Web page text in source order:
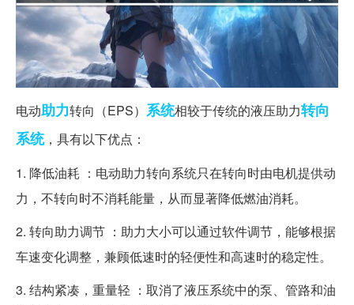
电动助力转向（EPS） 系统相较于传统的液压助力转向
系统，具有以下优点：
1. 降低油耗 ：电动助力转向系统只在转向时由电机提供动
力，不转向时不消耗能量，从而显著降低燃油消耗。
2. 转向助力调节 ：助力大小可以通过软件调节，能够根据
车速变化调整，兼顾低速时的轻便性和高速时的稳定性。
3. 结构紧凑，重量轻 ：取消了液压系统中的泵、管路和油